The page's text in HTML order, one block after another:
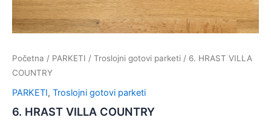
Početna / PARKETI / Troslojni gotovi parketi / 6. HRAST VILLA
COUNTRY
PARKETI, Troslojni gotovi parketi
6. HRAST VILLA COUNTRY